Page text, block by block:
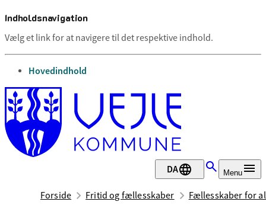
Indholdsnavigation
Vælg et link for at navigere til det respektive indhold.
gå til
Hovedindhold
DA Menu
Forside Fritid og fællesskaber Fællesskaber for